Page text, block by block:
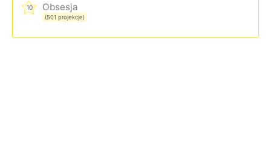
10 Obsesja
(501 projekcje)